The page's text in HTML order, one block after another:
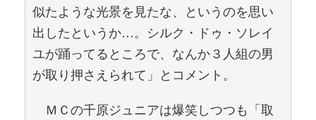
似たような光景を見たな、というのを思い
出したというか…。シルク・ドゥ・ソレイ
ユが踊ってるところで、なんか３人組の男
が取り押さえられて」とコメント。
ＭＣの千原ジュニアは爆笑しつつも「取